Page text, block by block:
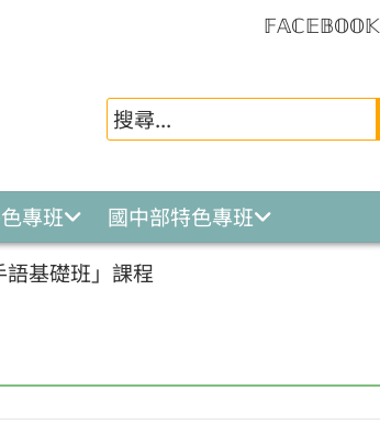
𝔽𝔸ℂ𝔼𝔹𝕆𝕆𝕂
專班
國中部特色專班
基礎班」課程